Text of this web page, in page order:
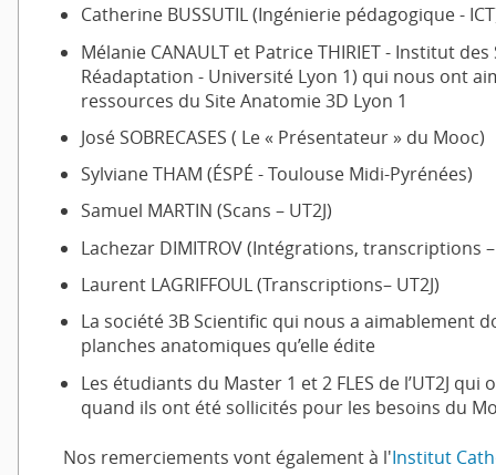
Catherine BUSSUTIL (Ingénierie pédagogique -
Mélanie CANAULT et Patrice THIRIET - Institut
Réadaptation - Université Lyon 1) qui nous ont
ressources du Site Anatomie 3D Lyon 1
José SOBRECASES ( Le « Présentateur » du Mooc)
Sylviane THAM (ÉSPÉ - Toulouse Midi-Pyrénées)
Samuel MARTIN (Scans – UT2J)
Lachezar DIMITROV (Intégrations, transcriptions –
Laurent LAGRIFFOUL (Transcriptions– UT2J)
La société 3B Scientific qui nous a aimablement
planches anatomiques qu’elle édite
Les étudiants du Master 1 et 2 FLES de l’UT2J
quand ils ont été sollicités pour les besoins du
Nos remerciements vont également à l'Institut